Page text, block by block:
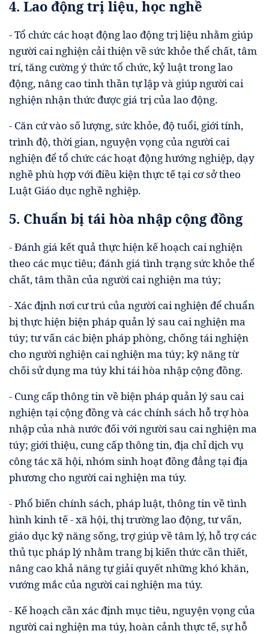
4. Lao động trị liệu, học nghề
- Tổ chức các hoạt động lao động trị liệu nhằm giúp
người cai nghiện cải thiện về sức khỏe thể chất, tâm
trí, tăng cường ý thức tổ chức, kỷ luật trong lao
động, nâng cao tinh thần tự lập và giúp người cai
nghiện nhận thức được giá trị của lao động.
- Căn cứ vào số lượng, sức khỏe, độ tuổi, giới tính,
trình độ, thời gian, nguyện vọng của người cai
nghiện để tổ chức các hoạt động hướng nghiệp, dạy
nghề phù hợp với điều kiện thực tế tại cơ sở theo
Luật Giáo dục nghề nghiệp.
5. Chuẩn bị tái hòa nhập cộng đồng
- Đánh giá kết quả thực hiện kế hoạch cai nghiện
theo các mục tiêu; đánh giá tình trạng sức khỏe thể
chất, tâm thần của người cai nghiện ma túy;
- Xác định nơi cư trú của người cai nghiện để chuẩn
bị thực hiện biện pháp quản lý sau cai nghiện ma
túy; tư vấn các biện pháp phòng, chống tái nghiện
cho người nghiện cai nghiện ma túy; kỹ năng từ
chối sử dụng ma túy khi tái hòa nhập cộng đồng.
- Cung cấp thông tin về biện pháp quản lý sau cai
nghiện tại cộng đồng và các chính sách hỗ trợ hòa
nhập của nhà nước đối với người sau cai nghiện ma
túy; giới thiệu, cung cấp thông tin, địa chỉ dịch vụ
công tác xã hội, nhóm sinh hoạt đồng đẳng tại địa
phương cho người cai nghiện ma túy.
- Phổ biến chính sách, pháp luật, thông tin về tình
hình kinh tế - xã hội, thị trường lao động, tư vấn,
giáo dục kỹ năng sống, trợ giúp về tâm lý, hỗ trợ các
thủ tục pháp lý nhằm trang bị kiến thức cần thiết,
nâng cao khả năng tự giải quyết những khó khăn,
vướng mắc của người cai nghiện ma túy.
- Kế hoạch cần xác định mục tiêu, nguyện vọng của
người cai nghiện ma túy, hoàn cảnh thực tế, sự hỗ